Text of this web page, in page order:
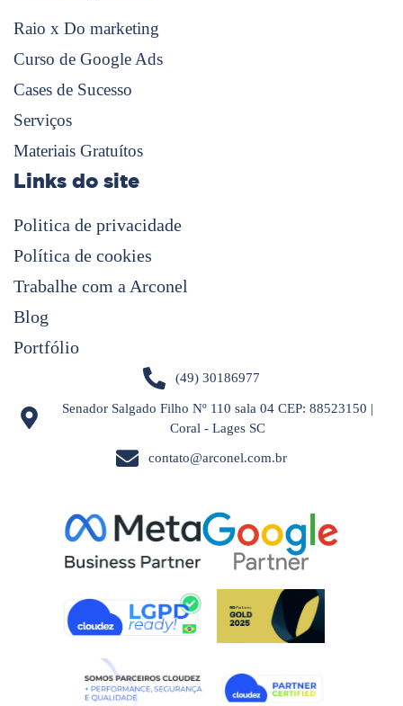
Raio x Do marketing
Curso de Google Ads
Cases de Sucesso
Serviços
Materiais Gratuítos
Links do site
Politica de privacidade
Política de cookies
Trabalhe com a Arconel
Blog
Portfólio
(49) 30186977
Senador Salgado Filho Nº 110 sala 04 CEP: 88523150 |
Coral - Lages SC
contato@arconel.com.br